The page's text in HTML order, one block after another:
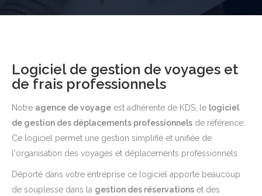
Logiciel de gestion de voyages et
de frais professionnels
Notre agence de voyage est adhérente de KDS, le logiciel
de gestion des déplacements professionnels de référence.
Ce logiciel permet une gestion simplifié et unifiée de
l'organisation des voyages et déplacements professionnels.
Déporté dans votre entreprise ce logiciel apporte beaucoup
de souplesse dans la gestion des réservations et des